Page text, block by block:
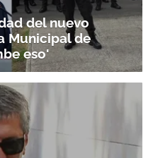
del nuevo
Municipal de
eso'